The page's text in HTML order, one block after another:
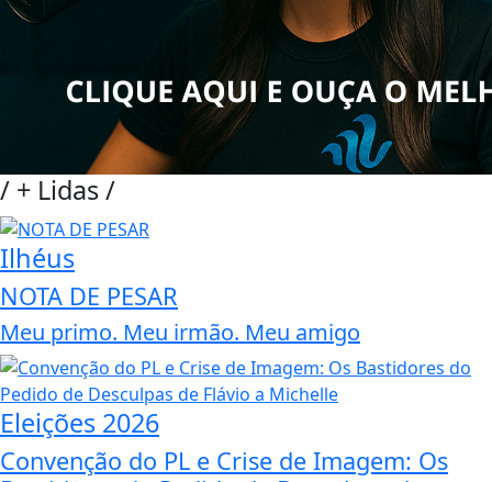
/ + Lidas/
Ilhéus
NOTA DE PESAR
Meu primo. Meu irmão. Meu amigo
Eleições 2026
Convenção do PL e Crise de Imagem: Os